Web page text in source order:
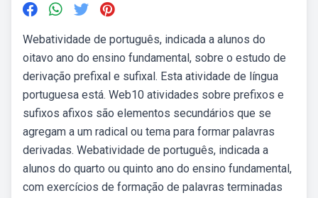
Webatividade de português, indicada a alunos do
oitavo ano do ensino fundamental, sobre o estudo de
derivação prefixal e sufixal. Esta atividade de língua
portuguesa está. Web10 atividades sobre prefixos e
sufixos afixos são elementos secundários que se
agregam a um radical ou tema para formar palavras
derivadas. Webatividade de português, indicada a
alunos do quarto ou quinto ano do ensino fundamental,
com exercícios de formação de palavras terminadas